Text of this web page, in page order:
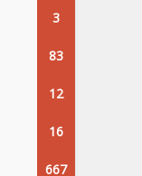
3
83
12
16
667